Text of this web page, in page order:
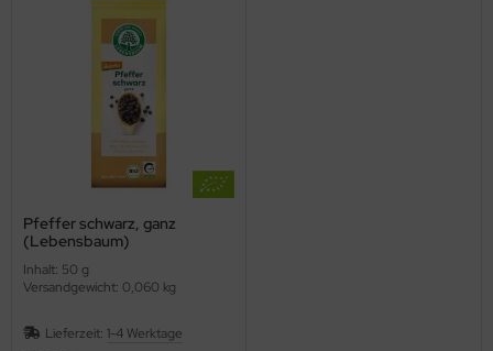
Pfeffer schwarz, ganz
(Lebensbaum)
Inhalt: 50 g
Versandgewicht: 0,060 kg
Lieferzeit: 1-4 Werktage